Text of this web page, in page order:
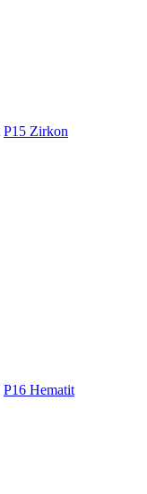
P15 Zirkon
P16 Hematit